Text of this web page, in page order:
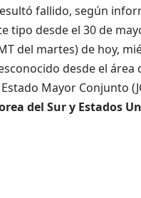
fallido, según
tipo desde el 30 de
del martes) de hoy,
desde el área
Mayor Conjunto
del Sur y Estados